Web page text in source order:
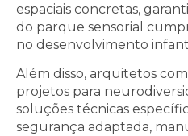
espaciais concretas,
do parque sensorial
no desenvolvimento
Além disso, arquitetos
projetos para
soluções técnicas
segurança adaptada,